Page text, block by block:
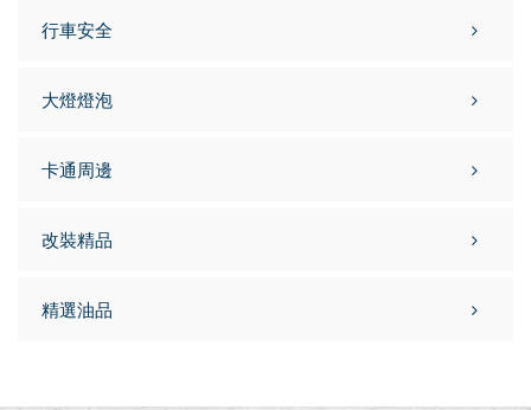
行車安全
大燈燈泡
卡通周邊
改裝精品
精選油品